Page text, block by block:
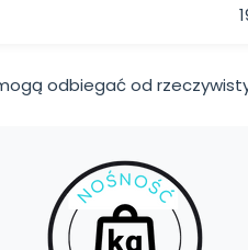
odbiegać od